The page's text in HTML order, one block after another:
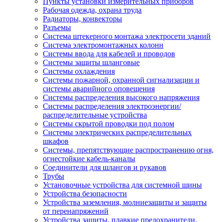
Рабочая одежда, охрана труда
Радиаторы, конвекторы
Разъемы
Система штекерного монтажа электросети зданий
Система электромонтажных колонн
Системы ввода для кабелей и проводов
Системы защиты шланговые
Системы охлаждения
Системы пожарной, охранной сигнализации и
системы аварийного оповещения
Системы распределения высокого напряжения
Системы распределения электроэнергии/
распределительные устройства
Системы скрытой проводки под полом
Системы электрических распределительных
шкафов
Системы, препятствующие распространению огня,
огнестойкие кабель-каналы
Соединители для шлангов и рукавов
Трубы
Установочные устройства для системной шины
Устройства безопасности
Устройства заземления, молниезащиты и защиты
от перенапряжений
Устройства защиты, плавкие предохранители,